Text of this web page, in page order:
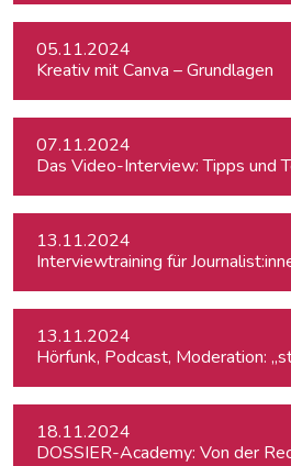
05.11.2024
Kreativ mit Canva – Grundlagen
07.11.2024
Das Video-Interview: Tipps und
13.11.2024
Interviewtraining für
13.11.2024
Hörfunk, Podcast, Moderation:
18.11.2024
DOSSIER-Academy: Von der